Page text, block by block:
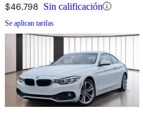
$46,798 Sin calificación
Se aplican tarifas